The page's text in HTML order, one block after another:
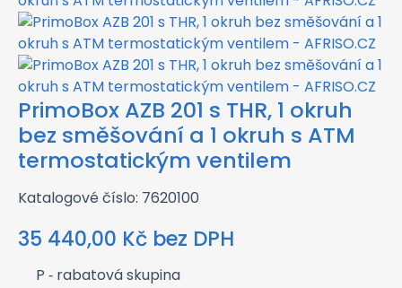
PrimoBox AZB 201 s THR, 1 okruh
bez směšování a 1 okruh s ATM
termostatickým ventilem
Katalogové číslo: 7620100
35 440,00 Kč bez DPH
P ‑ rabatová skupina